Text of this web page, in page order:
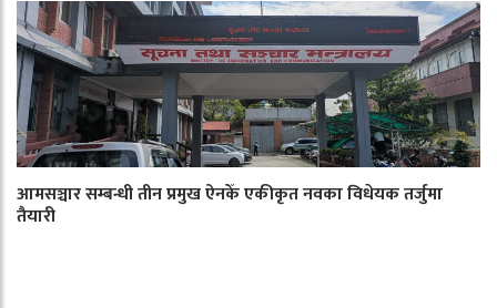
आमसञ्चार सम्बन्धी तीन प्रमुख ऐनकेँ एकीकृत नवका विधेयक तर्जुमा
तैयारी